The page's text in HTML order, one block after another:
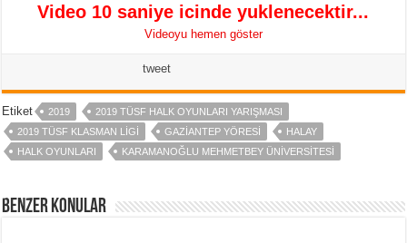
Video 10 saniye icinde yuklenecektir...
Videoyu hemen göster
tweet
Etiket 2019
2019 TÜSF HALK OYUNLARI YARIŞMASI
2019 TÜSF KLASMAN LIGI
GAZIANTEP YÖRESI
HALAY
HALK OYUNLARI
KARAMANOĞLU MEHMETBEY ÜNIVERSITESI
Benzer Konular